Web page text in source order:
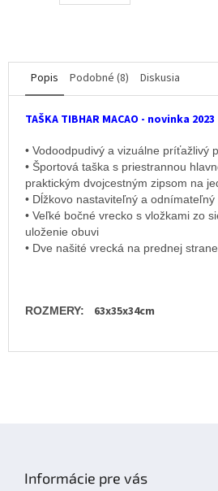
Popis Podobné (8) Diskusia
TAŠKA TIBHAR MACAO - novinka 2023
• Vodoodpudivý a vizuálne príťažlivý
• Športová taška s priestrannou
praktickým dvojcestným zipsom na
• Dĺžkovo nastaviteľný a
• Veľké bočné vrecko s vložkami zo
uloženie obuvi
• Dve našité vrecká na prednej strane
ROZMERY: 63x35x34cm
Informácie pre vás